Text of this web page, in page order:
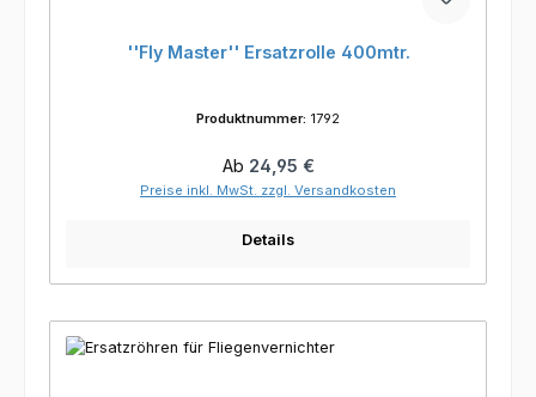
''Fly Master'' Ersatzrolle 400mtr.
Produktnummer: 1792
Regulärer Preis:
Ab 24,95 €
Preise inkl. MwSt. zzgl. Versandkosten
Details